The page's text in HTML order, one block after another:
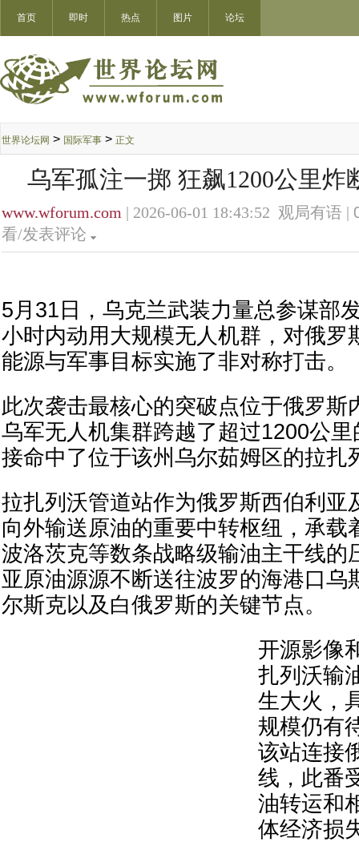
首页 即时 热点 图片 论坛
世界论坛网 > 国际军事 > 正文
乌军孤注一掷 狂飙1200公里炸
www.wforum.com | 2026-06-01 18:43:52 观局有语 |
看/发表评论
5月31日，乌克兰武装力量总参谋部
小时内动用大规模无人机群，对俄罗
能源与军事目标实施了非对称打击。
此次袭击最核心的突破点位于俄罗斯
乌军无人机集群跨越了超过1200公
接命中了位于该州乌尔茹姆区的拉扎
拉扎列沃管道站作为俄罗斯西伯利亚
向外输送原油的重要中转枢纽，承载
波洛茨克等数条战略级输油主干线的
亚原油源源不断送往波罗的海港口乌
尔斯克以及白俄罗斯的关键节点。
开源影像
扎列沃输
生大火，
规模仍有
该站连接
线，此番
油转运和
体经济损